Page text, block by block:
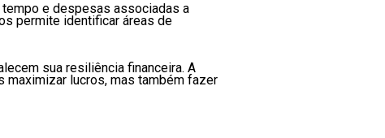
tempo e despesas associadas a
permite identificar áreas de
sua resiliência financeira. A
maximizar lucros, mas também fazer